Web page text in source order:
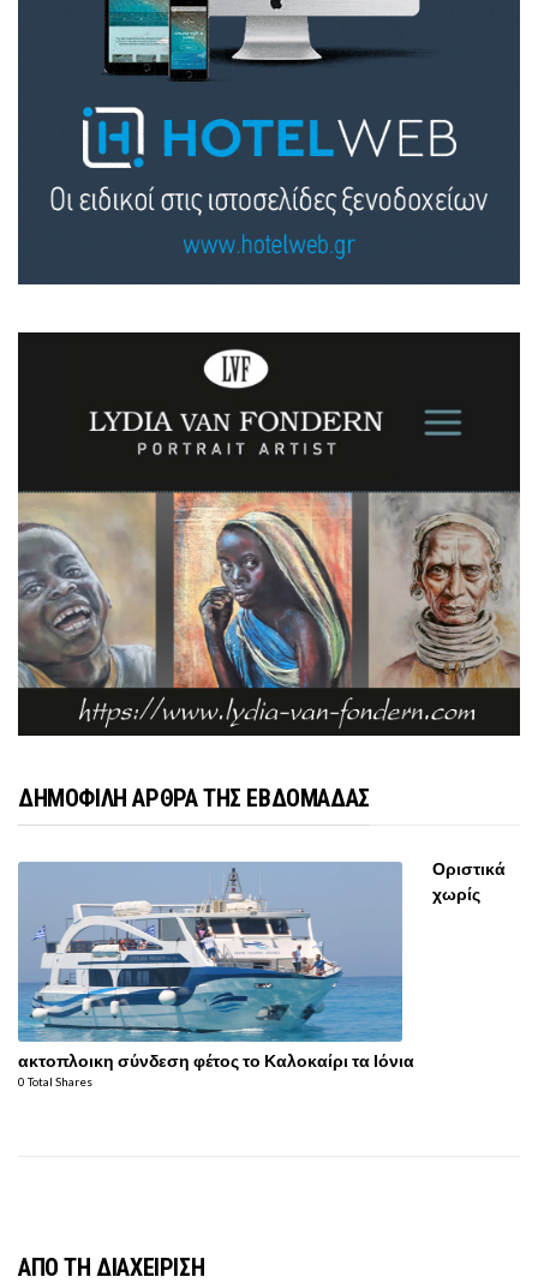
ΔΗΜΟΦΙΛΗ ΑΡΘΡΑ ΤΗΣ ΕΒΔΟΜΑΔΑΣ
Οριστικά
χωρίς
ακτοπλοικη σύνδεση φέτος το Καλοκαίρι τα Ιόνια
0 Total Shares
ΑΠΟ ΤΗ ΔΙΑΧΕΙΡΙΣΗ